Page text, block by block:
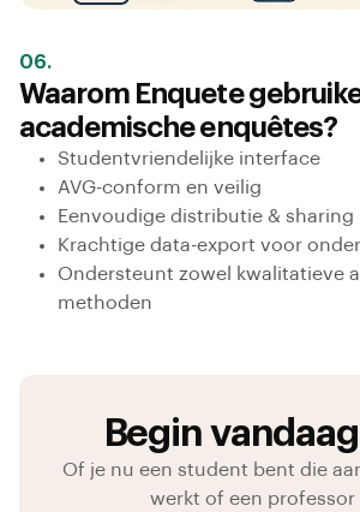
06.
Waarom Enquete
academische enquêtes?
Studentvriendelijke interface
AVG-conform en veilig
Eenvoudige distributie & sharing
Krachtige data-export voor
Ondersteunt zowel kwalitatieve
methoden
Begin
Of je nu een student bent die
werkt of een professor